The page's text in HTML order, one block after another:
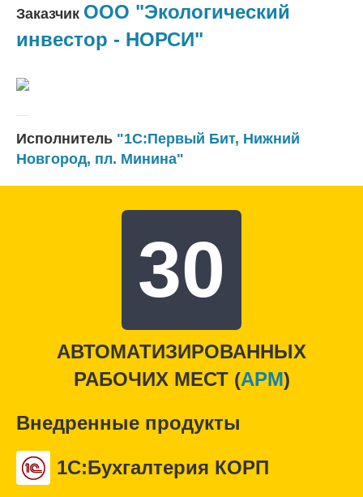
Заказчик ООО "Экологический
инвестор - НОРСИ"
Исполнитель "1C:Первый Бит, Нижний
Новгород, пл. Минина"
30
АВТОМАТИЗИРОВАННЫХ
РАБОЧИХ МЕСТ (APM)
Внедренные продукты
1С:Бухгалтерия КОРП